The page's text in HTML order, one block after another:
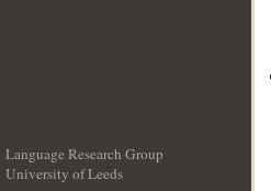
Language Research Group
University of Leeds